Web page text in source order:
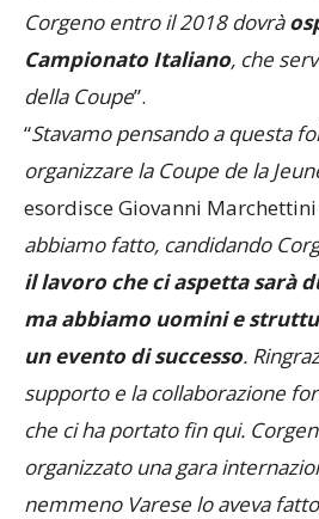
Corgeno entro il 2018 dovrà
Campionato Italiano, che
della Coupe”.
“Stavamo pensando a questa
organizzare la Coupe de la
esordisce Giovanni Marchettini
abbiamo fatto, candidando
il lavoro che ci aspetta sarà
ma abbiamo uomini e
un evento di successo.
supporto e la collaborazione
che ci ha portato fin qui.
organizzato una gara
nemmeno Varese lo aveva